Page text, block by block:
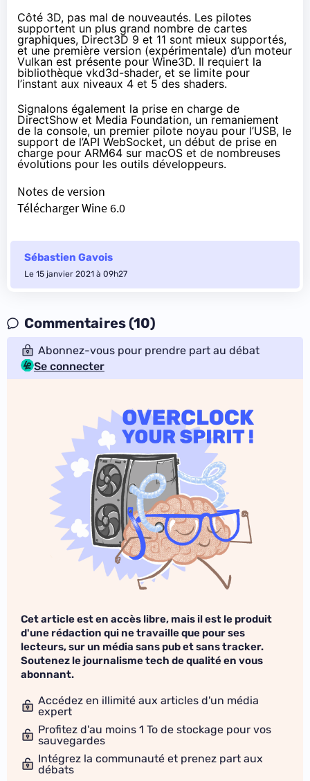
Côté 3D, pas mal de nouveautés. Les pilotes
supportent un plus grand nombre de cartes
graphiques, Direct3D 9 et 11 sont mieux supportés,
et une première version (expérimentale) d’un moteur
Vulkan est présente pour Wine3D. Il requiert la
bibliothèque vkd3d-shader, et se limite pour
l’instant aux niveaux 4 et 5 des shaders.
Signalons également la prise en charge de
DirectShow et Media Foundation, un remaniement
de la console, un premier pilote noyau pour l’USB, le
support de l’API WebSocket, un début de prise en
charge pour ARM64 sur macOS et de nombreuses
évolutions pour les outils développeurs.
Notes de version
Télécharger Wine 6.0
Sébastien Gavois
Le 15 janvier 2021 à 09h27
Commentaires (10)
Abonnez-vous pour prendre part au débat
Se connecter
Cet article est en accès libre, mais il est le produit
d'une rédaction qui ne travaille que pour ses
lecteurs, sur un média sans pub et sans tracker.
Soutenez le journalisme tech de qualité en vous
abonnant.
Accédez en illimité aux articles d'un média
expert
Profitez d'au moins 1 To de stockage pour vos
sauvegardes
Intégrez la communauté et prenez part aux
débats